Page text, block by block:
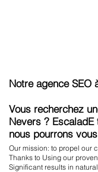
Our mission: to propel our
Thanks to Using our
Significant results in
Vous recherchez
Nevers ?
nous pourrons
Notre agence SEO